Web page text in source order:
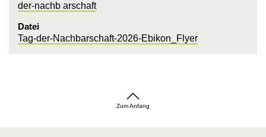
der-nachb arschaft
Datei
Tag-der-Nachbarschaft-2026-Ebikon_Flyer
Zum Anfang